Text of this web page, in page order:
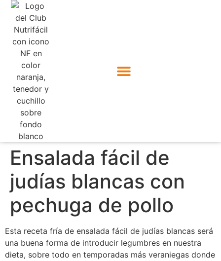
Ensalada fácil de
judías blancas con
pechuga de pollo
Esta receta fría de ensalada fácil de judías blancas será
una buena forma de introducir legumbres en nuestra
dieta, sobre todo en temporadas más veraniegas donde